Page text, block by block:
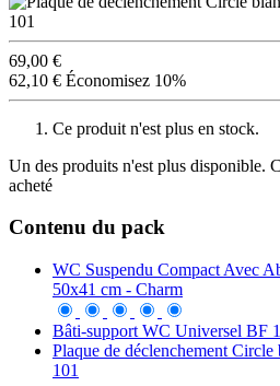
69,00 €
62,10 € Économisez 10%
Ce produit n'est plus en stock.
Un des produits n'est plus disponible.
acheté
Contenu du pack
WC Suspendu Compact Avec
50x41 cm - Charm
Bâti-support WC Universel BF
Plaque de déclenchement
101